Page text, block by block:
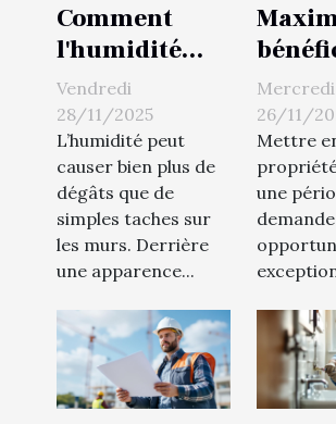
Comment
l'humidité
affecte-t-elle
la structure
de votre
maison ?
Vendredi
28/11/2025
L’humidité peut
causer bien plus de
dégâts que de
simples taches sur
les murs. Derrière
une apparence...
vente
haute
Mercredi
26/11/
Mettre
une